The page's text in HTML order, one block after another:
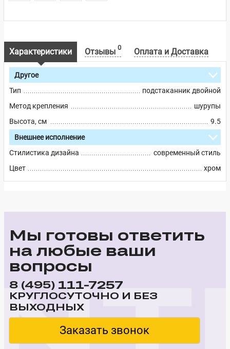
Характеристики Отзывы 0 Оплата и Доставка
Другое
Тип
подстаканник двойной
Метод крепления
шурупы
Высота, см
9.5
Внешнее исполнение
Стилистика дизайна
современный стиль
Цвет
хром
Мы готовы ответить
на любые ваши
вопросы
8 (495) 111-7257
КРУГЛОСУТОЧНО И БЕЗ
ВЫХОДНЫХ
Заказать звонок